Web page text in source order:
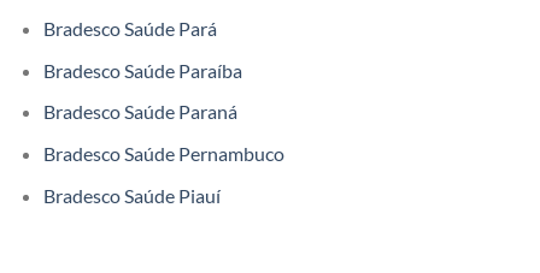
Bradesco Saúde Pará
Bradesco Saúde Paraíba
Bradesco Saúde Paraná
Bradesco Saúde Pernambuco
Bradesco Saúde Piauí